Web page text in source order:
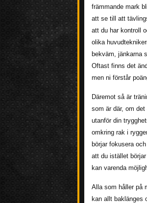
främmande mark
att se till att
att du har kontroll
olika
bekväm, jänkarna
Oftast finns det
men ni förstår
Däremot så är
som är där, om
utanför din
omkring rak i
börjar fokusera
att du istället
kan varenda
Alla som håller på
kan allt baklänges